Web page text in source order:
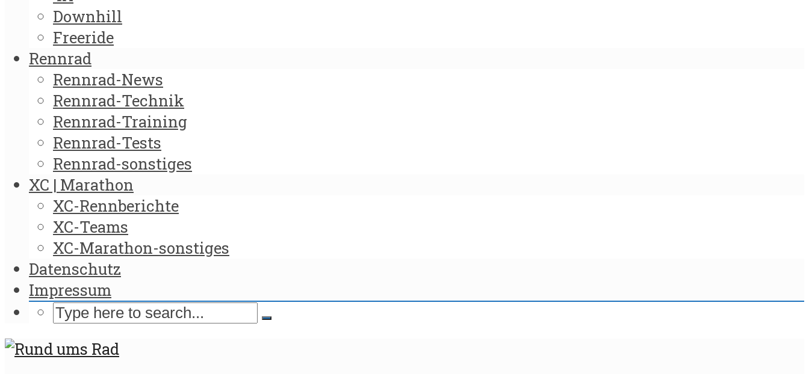
Downhill
Freeride
Rennrad
Rennrad-News
Rennrad-Technik
Rennrad-Training
Rennrad-Tests
Rennrad-sonstiges
XC | Marathon
XC-Rennberichte
XC-Teams
XC-Marathon-sonstiges
Datenschutz
Impressum